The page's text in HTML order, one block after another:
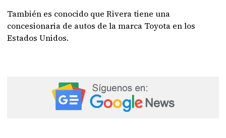
También es conocido que Rivera tiene una
concesionaria de autos de la marca Toyota en los
Estados Unidos.